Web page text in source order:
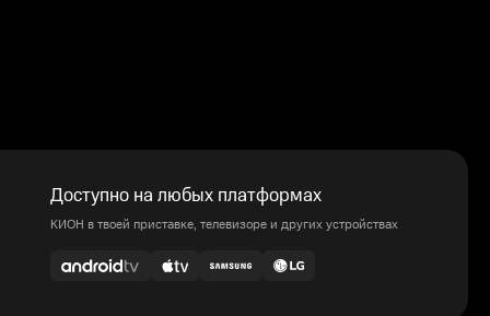
Доступно на любых платформах
КИОН в твоей приставке, телевизоре и других устройствах